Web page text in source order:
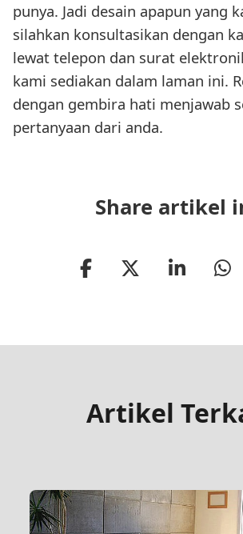
punya. Jadi desain apapun yang
silahkan konsultasikan dengan
lewat telepon dan surat
kami sediakan dalam laman ini.
dengan gembira hati menjawab
pertanyaan dari anda.
Share artikel
Artikel